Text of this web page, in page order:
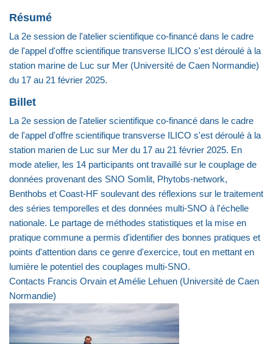
Résumé
La 2e session de l'atelier scientifique co-financé dans le cadre
de l'appel d'offre scientifique transverse ILICO s'est déroulé à la
station marine de Luc sur Mer (Université de Caen Normandie)
du 17 au 21 février 2025.
Billet
La 2e session de l'atelier scientifique co-financé dans le cadre
de l'appel d'offre scientifique transverse ILICO s'est déroulé à la
station marien de Luc sur Mer du 17 au 21 février 2025. En
mode atelier, les 14 participants ont travaillé sur le couplage de
données provenant des SNO Somlit, Phytobs-network,
Benthobs et Coast-HF soulevant des réflexions sur le traitement
des séries temporelles et des données multi-SNO à l'échelle
nationale. Le partage de méthodes statistiques et la mise en
pratique commune a permis d'identifier des bonnes pratiques et
points d'attention dans ce genre d'exercice, tout en mettant en
lumière le potentiel des couplages multi-SNO.
Contacts Francis Orvain et Amélie Lehuen (Université de Caen
Normandie)